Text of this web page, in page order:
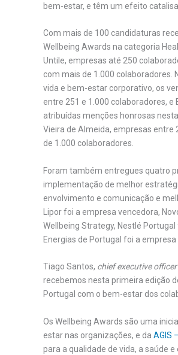
bem-estar, e têm um efeito
Com mais de 100 candidaturas
Wellbeing Awards na categoria
Untile, empresas até 250
com mais de 1.000 colaboradores.
vida e bem-estar corporativo, os
entre 251 e 1.000 colaboradores,
atribuídas menções honrosas
Vieira de Almeida, empresas entre
de 1.000 colaboradores.
Foram também entregues quatro
implementação de melhor
envolvimento e comunicação e
Lipor foi a empresa vencedora,
Wellbeing Strategy, Nestlé
Energias de Portugal foi a
Tiago Santos, chief executive officer
recebemos nesta primeira edição
Portugal com o bem-estar dos
Os Wellbeing Awards são uma
estar nas organizações, e da AGIS
para a qualidade de vida, a saúde